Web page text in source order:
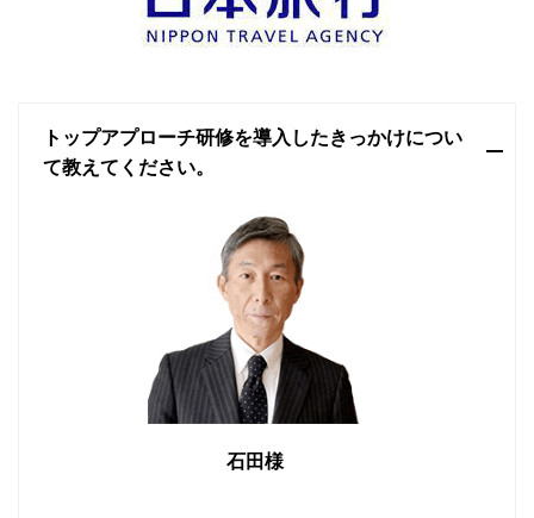
トップアプローチ研修を導入したきっかけについ
て教えてください。
石田様